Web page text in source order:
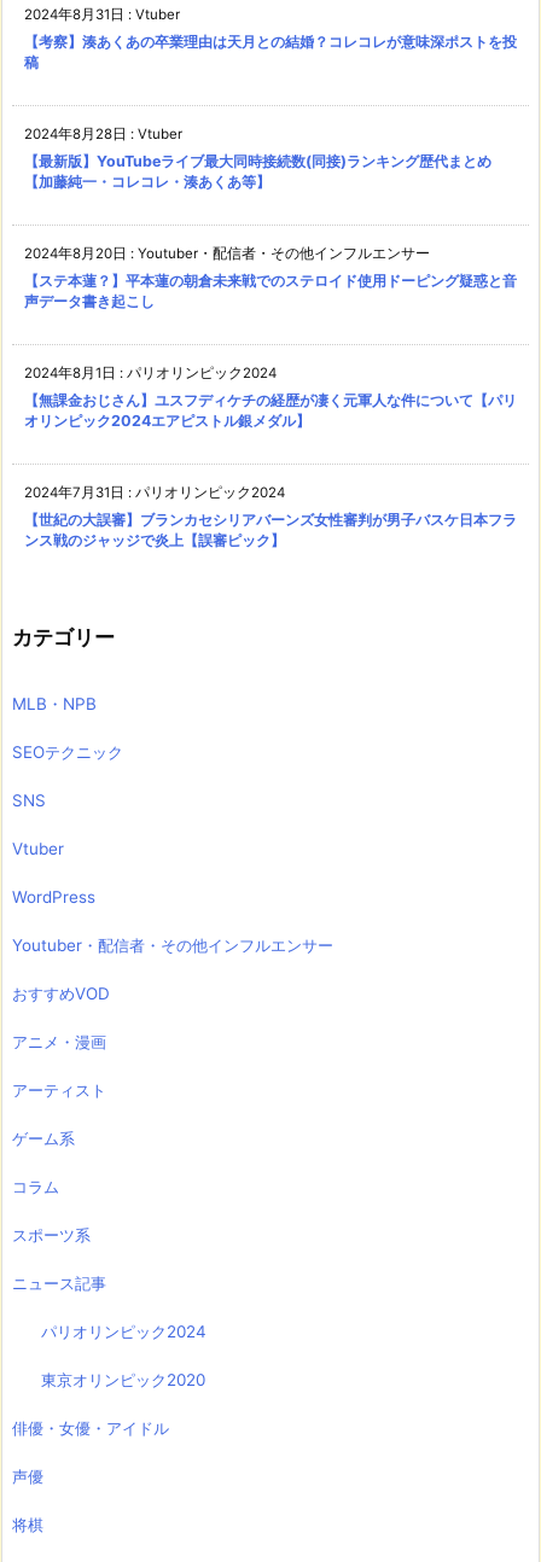
2024年8月31日 : Vtuber
【考察】湊あくあの卒業理由は天月との結婚？コレコレが意味深ポストを投
稿
2024年8月28日 : Vtuber
【最新版】YouTubeライブ最大同時接続数(同接)ランキング歴代まとめ
【加藤純一・コレコレ・湊あくあ等】
2024年8月20日 : Youtuber・配信者・その他インフルエンサー
【ステ本蓮？】平本蓮の朝倉未来戦でのステロイド使用ドーピング疑惑と音
声データ書き起こし
2024年8月1日 : パリオリンピック2024
【無課金おじさん】ユスフディケチの経歴が凄く元軍人な件について【パリ
オリンピック2024エアピストル銀メダル】
2024年7月31日 : パリオリンピック2024
【世紀の大誤審】ブランカセシリアバーンズ女性審判が男子バスケ日本フラ
ンス戦のジャッジで炎上【誤審ピック】
カテゴリー
MLB・NPB
SEOテクニック
SNS
Vtuber
WordPress
Youtuber・配信者・その他インフルエンサー
おすすめVOD
アニメ・漫画
アーティスト
ゲーム系
コラム
スポーツ系
ニュース記事
パリオリンピック2024
東京オリンピック2020
俳優・女優・アイドル
声優
将棋